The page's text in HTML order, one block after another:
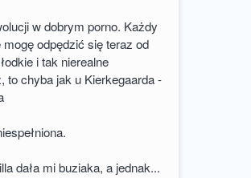
w dobrym porno. Każdy
odpędzić się teraz od
i tak nierealne
to chyba jak u Kierkegaarda -
dała mi buziaka, a jednak...